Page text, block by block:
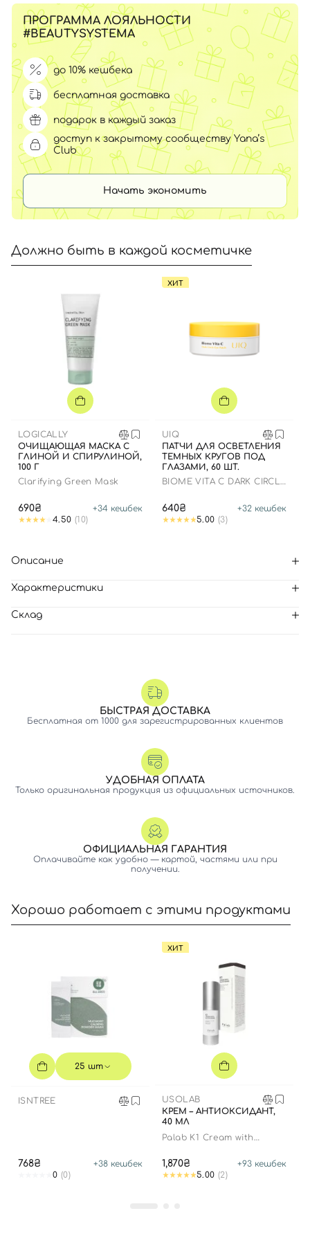
ПРОГРАММА ЛОЯЛЬНОСТИ
#BEAUTYSYSTEMA
до 10% кешбека
бесплатная доставка
подарок в каждый заказ
доступ к закрытому сообществу Yana’s
Club
Начать экономить
Должно быть в каждой косметичке
LOGICALLY
ОЧИЩАЮЩАЯ МАСКА С
ГЛИНОЙ И СПИРУЛИНОЙ,
100 Г
Clarifying Green Mask
690₴ +34 кешбек
4.50 (10)
ХИТ
UIQ
ПАТЧИ ДЛЯ ОСВЕТЛЕНИЯ
ТЕМНЫХ КРУГОВ ПОД
ГЛАЗАМИ, 60 ШТ.
BIOME VITA C DARK CIRCLE
640₴ +32 кешбек
5.00 (3)
Описание
Характеристики
Склад
БЫСТРАЯ ДОСТАВКА
Бесплатная от 1000 для зарегистрированных клиентов
УДОБНАЯ ОПЛАТА
Только оригинальная продукция из официальных источников.
ОФИЦИАЛЬНАЯ ГАРАНТИЯ
Оплачивайте как удобно — картой, частями или при
получении.
Хорошо работает с этими продуктами
25 шт
ISNTREE
768₴ +38 кешбек
0 (0)
ХИТ
USOLAB
КРЕМ – АНТИОКСИДАНТ,
40 МЛ
Palab K1 Cream with
1,870₴ +93 кешбек
5.00 (2)